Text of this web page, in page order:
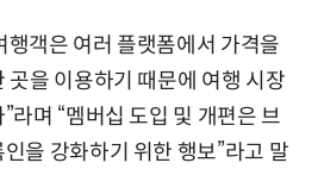
행객은 여러 플랫폼에서 가격을
곳을 이용하기 때문에 여행 시장
라며 “멤버십 도입 및 개편은 브
을 강화하기 위한 행보”라고 말